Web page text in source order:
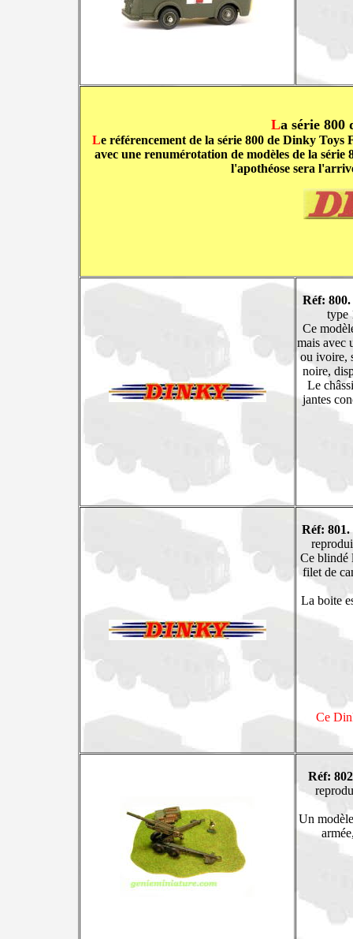
La série 800
Le référencement de la série 800 de Dinky Toys
avec une renumérotation de modèles de la série
l'apothéose sera
Réf: 800.
type
Ce
mais avec
ou ivoire,
noire,
Le
jantes
Réf: 801.
Ce blindé
filet de
La boite
Ce
Réf:
Un